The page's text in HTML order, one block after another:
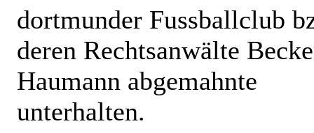
dortmunder Fussballclub
deren Rechtsanwälte
Haumann abgemahnte
unterhalten.